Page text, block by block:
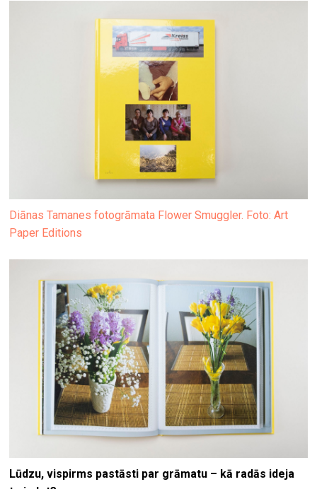
Diānas Tamanes fotogrāmata Flower Smuggler. Foto: Art
Paper Editions
Lūdzu, vispirms pastāsti par grāmatu – kā radās ideja